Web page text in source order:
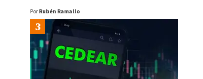
Por Rubén Ramallo